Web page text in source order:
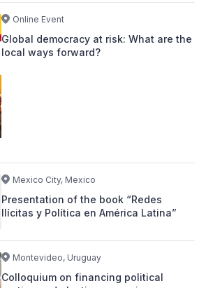
Online Event
Global democracy at risk: What are the
local ways forward?
Mexico City, Mexico
Presentation of the book “Redes
Ilícitas y Política en América Latina”
Montevideo, Uruguay
Colloquium on financing political